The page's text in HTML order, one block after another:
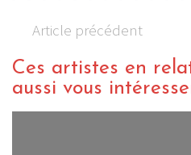
Article précédent
Ces artistes en
aussi vous